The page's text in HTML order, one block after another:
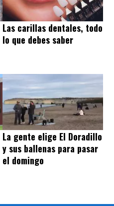
Las carillas dentales, todo
lo que debes saber
La gente elige El Doradillo
y sus ballenas para pasar
el domingo